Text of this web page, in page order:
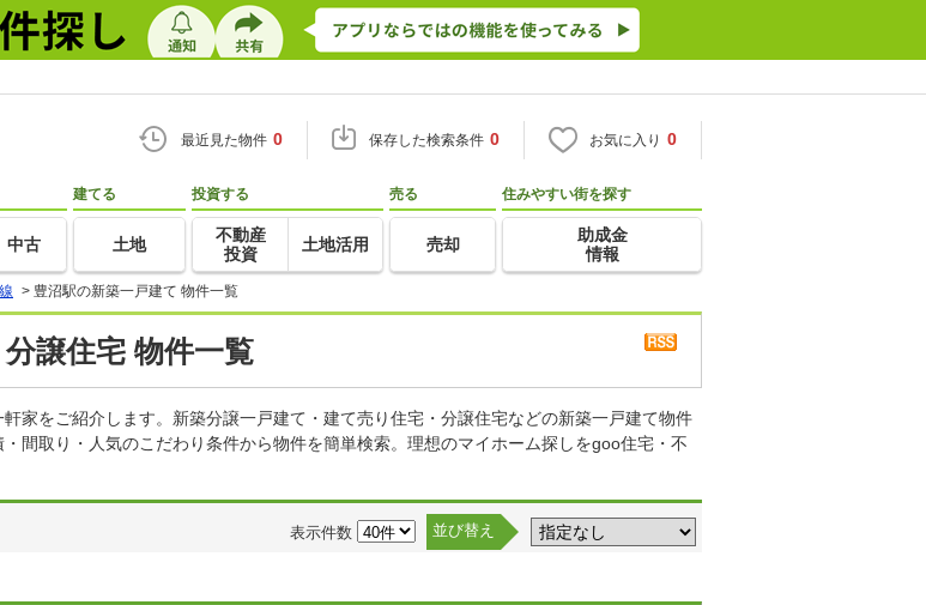
最近見た物件 0 保存した検索条件 0 お気に入り 0
中古
建てる
土地
投資する
不動産
投資
土地活用
売る
売却
住みやすい街を探す
助成金
情報
> 豊沼駅の新築一戸建て 物件一覧
譲住宅 物件一覧
家をご紹介します。新築分譲一戸建て・建て売り住宅・分譲住宅などの新築一戸建て物件
間取り・人気のこだわり条件から物件を簡単検索。理想のマイホーム探しをgoo住宅・不
表示件数 並び替え